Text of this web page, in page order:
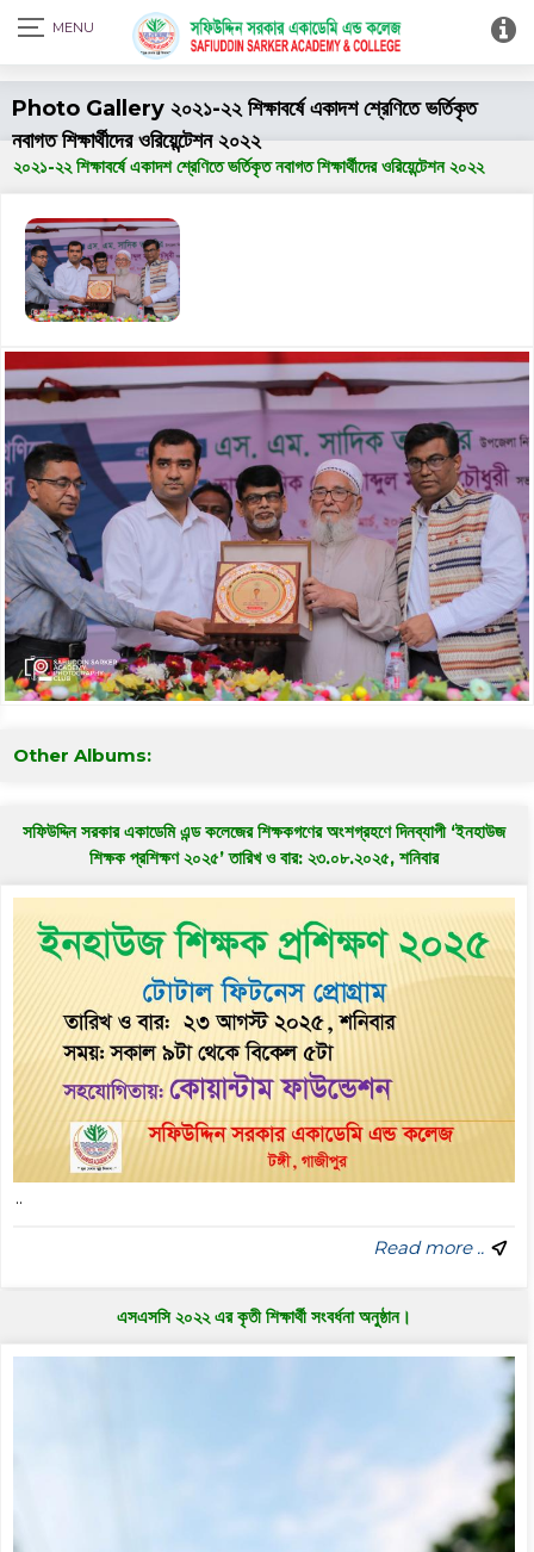
Print Admit Card
Photo Gallery ২০২১-২২ শিক্ষাবর্ষে একাদশ শ্রেণিতে ভর্তিকৃত
নবাগত শিক্ষার্থীদের ওরিয়েন্টেশন ২০২২
২০২১-২২ শিক্ষাবর্ষে একাদশ শ্রেণিতে ভর্তিকৃত নবাগত শিক্ষার্থীদের ওরিয়েন্টেশন ২০২২
Other Albums:
সফিউদ্দিন সরকার একাডেমি এন্ড কলেজের শিক্ষকগণের অংশগ্রহণে দিনব্যাপী ‘ইনহাউজ
শিক্ষক প্রশিক্ষণ ২০২৫’ তারিখ ও বার: ২৩.০৮.২০২৫, শনিবার
..
Read more ..
এসএসসি ২০২২ এর কৃতী শিক্ষার্থী সংবর্ধনা অনুষ্ঠান।